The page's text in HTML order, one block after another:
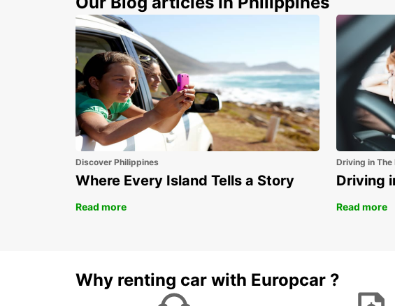
Discover Philippines
Where Every Island Tells a Story
Read more
Driving in
Driving
Read more
Why renting car with Europcar ?